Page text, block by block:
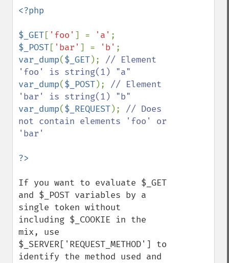
<?php
$_GET[ 'foo' ] = 'a'
$_POST[ 'bar' ] = 'b'
var_dump($_GET); // Element
var_dump($_POST); // Element
var_dump($_REQUEST); // Does
not contain elements 'foo' or
'bar'
If you want to evaluate $_GET
and $_POST variables by a
single token without
including $_COOKIE in the
mix, use
$_SERVER['REQUEST_METHOD'] to
identify the method used and